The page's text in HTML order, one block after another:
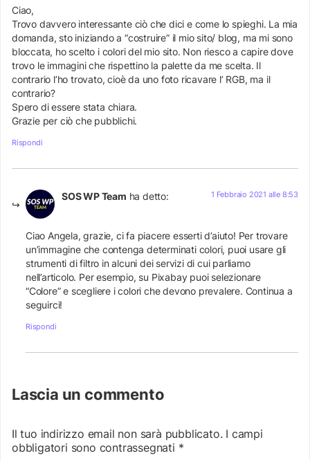
Ciao,
Trovo davvero interessante ciò che dici e come lo spieghi. La mia
domanda, sto iniziando a “costruire” il mio sito/ blog, ma mi sono
bloccata, ho scelto i colori del mio sito. Non riesco a capire dove
trovo le immagini che rispettino la palette da me scelta. Il
contrario l’ho trovato, cioè da uno foto ricavare l’ RGB, ma il
contrario?
Spero di essere stata chiara.
Grazie per ciò che pubblichi.
Rispondi
SOS WP Team ha detto: 1 Febbraio 2021 alle 8:53
Ciao Angela, grazie, ci fa piacere esserti d’aiuto! Per trovare
un’immagine che contenga determinati colori, puoi usare gli
strumenti di filtro in alcuni dei servizi di cui parliamo
nell’articolo. Per esempio, su Pixabay puoi selezionare
“Colore” e scegliere i colori che devono prevalere. Continua a
seguirci!
Rispondi
Lascia un commento
Il tuo indirizzo email non sarà pubblicato. I campi
obbligatori sono contrassegnati *